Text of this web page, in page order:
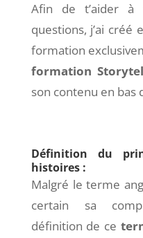
Afin de t’aider à
questions, j’ai créé
formation
formation
son contenu en bas
Définition du
histoires :
Malgré le terme
certain sa
définition de ce